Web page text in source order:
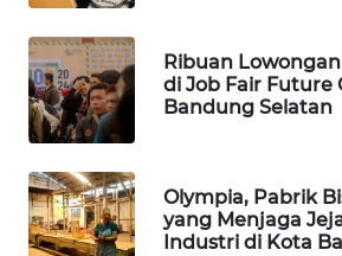
Ribuan
di Job Fair Future
Bandung Selatan
Olympia, Pabrik
yang Menjaga
Industri di Kota
NEWS
SIBARAGAS
NEWS
SIANTAR
NEWS